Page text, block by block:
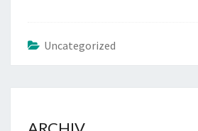
Uncategorized